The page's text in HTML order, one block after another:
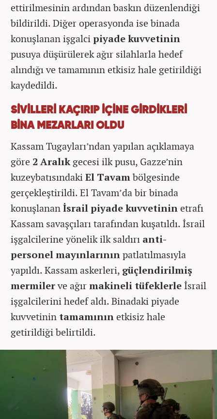
ettirilmesinin ardından baskın düzenlendiği
bildirildi. Diğer operasyonda ise binada
konuşlanan işgalcipiyade kuvvetinin
pusuya düşürülerek ağır silahlarla hedef
alındığı ve tamamının etkisiz hale getirildiği
kaydedildi.
SİVİLLERİ KAÇIRIP İÇİNE GİRDİKLERİ
BİNA MEZARLARI OLDU
Kassam Tugayları’ndan yapılan açıklamaya
göre 2 Aralıkgecesi ilk pusu, Gazze’nin
kuzeybatısındakiEl Tavambölgesinde
gerçekleştirildi. El Tavam’da bir binada
konuşlananİsrail piyade kuvvetininetrafı
Kassam savaşçıları tarafından kuşatıldı. İsrail
işgalcilerine yönelik ilk saldırı anti-
personel mayınlarınınpatlatılmasıyla
yapıldı. Kassam askerleri, güçlendirilmiş
mermilerve ağırmakineli tüfeklerle İsrail
işgalcilerini hedef aldı. Binadaki piyade
kuvvetinin tamamınınetkisiz hale
getirildiği belirtildi.